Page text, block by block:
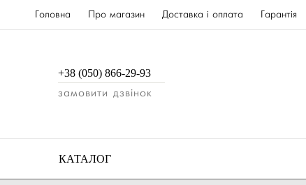
Головна Про магазин Доставка і оплата Гарантія
+38 (050) 866-29-93
замовити дзвінок
КАТАЛОГ